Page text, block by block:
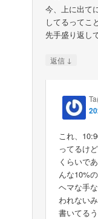
今、上に出て
してるってこ
先手盛り返し
返信 ↓
これ、
ってるけ
くらいで
んな10%
ヘマな手
われない
書いてる